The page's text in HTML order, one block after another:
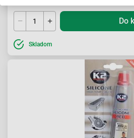
Do
Skladom